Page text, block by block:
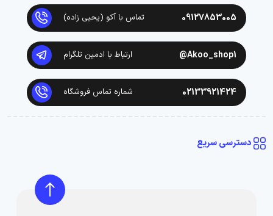
09127853005 تماس با آکو (یحیی زاده)
Akoo_shop1@ ارتباط با ادمین تلگرام
02133921424 شماره تماس فروشگاه
دسترسی سریع